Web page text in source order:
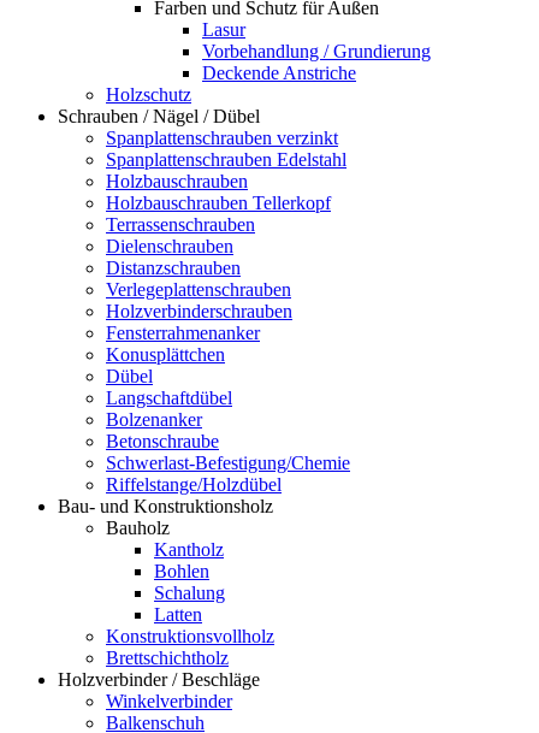
Farben und Schutz für Außen
Lasur
Vorbehandlung / Grundierung
Deckende Anstriche
Holzschutz
Schrauben / Nägel / Dübel
Spanplattenschrauben verzinkt
Spanplattenschrauben Edelstahl
Holzbauschrauben
Holzbauschrauben Tellerkopf
Terrassenschrauben
Dielenschrauben
Distanzschrauben
Verlegeplattenschrauben
Holzverbinderschrauben
Fensterrahmenanker
Konusplättchen
Dübel
Langschaftdübel
Bolzenanker
Betonschraube
Schwerlast-Befestigung/Chemie
Riffelstange/Holzdübel
Bau- und Konstruktionsholz
Bauholz
Kantholz
Bohlen
Schalung
Latten
Konstruktionsvollholz
Brettschichtholz
Holzverbinder / Beschläge
Winkelverbinder
Balkenschuh